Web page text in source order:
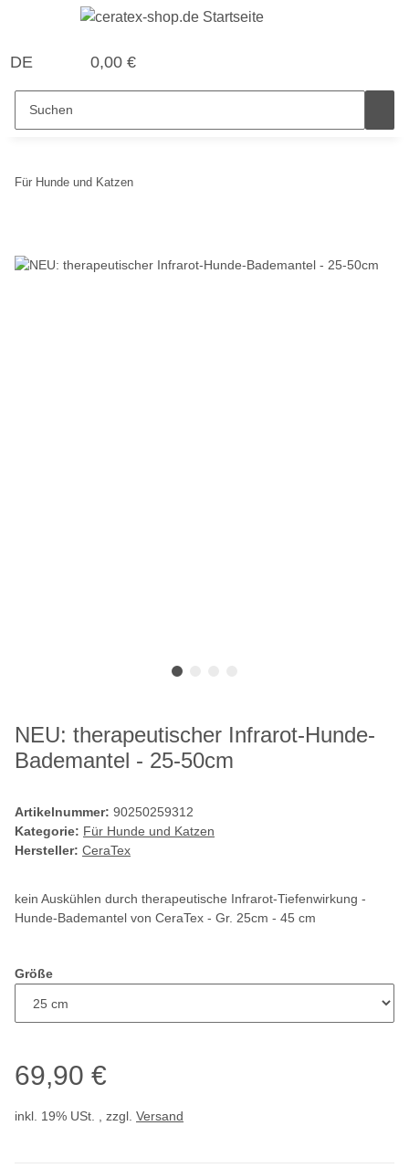
DE 0,00 €
Für Hunde und Katzen
NEU: therapeutischer Infrarot-Hunde-
Bademantel - 25-50cm
Artikelnummer: 90250259312
Kategorie: Für Hunde und Katzen
Hersteller: CeraTex
kein Auskühlen durch therapeutische Infrarot-Tiefenwirkung -
Hunde-Bademantel von CeraTex - Gr. 25cm - 45 cm
Größe
69,90 €
inkl. 19% USt. , zzgl. Versand